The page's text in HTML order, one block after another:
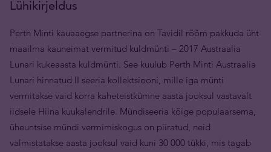
Lühikirjeldus
Perth Minti kauaaegse partnerina on Tavidil rõõm pakkuda üht
maailma kauneimat vermitud kuldmünti ­– 2017 Austraalia
Lunari kukeaasta kuldmünti. See kuulub Perth Minti Austraalia
Lunari hinnatud II seeria kollektsiooni, mille iga münti
vermitakse vaid korra kaheteistkümne aasta jooksul vastavalt
iidsele Hiina kuukalendrile. Mündiseeria kõige populaarsema,
üheuntsise mündi vermimiskogus on piiratud, neid
valmistatakse aasta jooksul vaid kuni 30 000 tükki, mis tagab